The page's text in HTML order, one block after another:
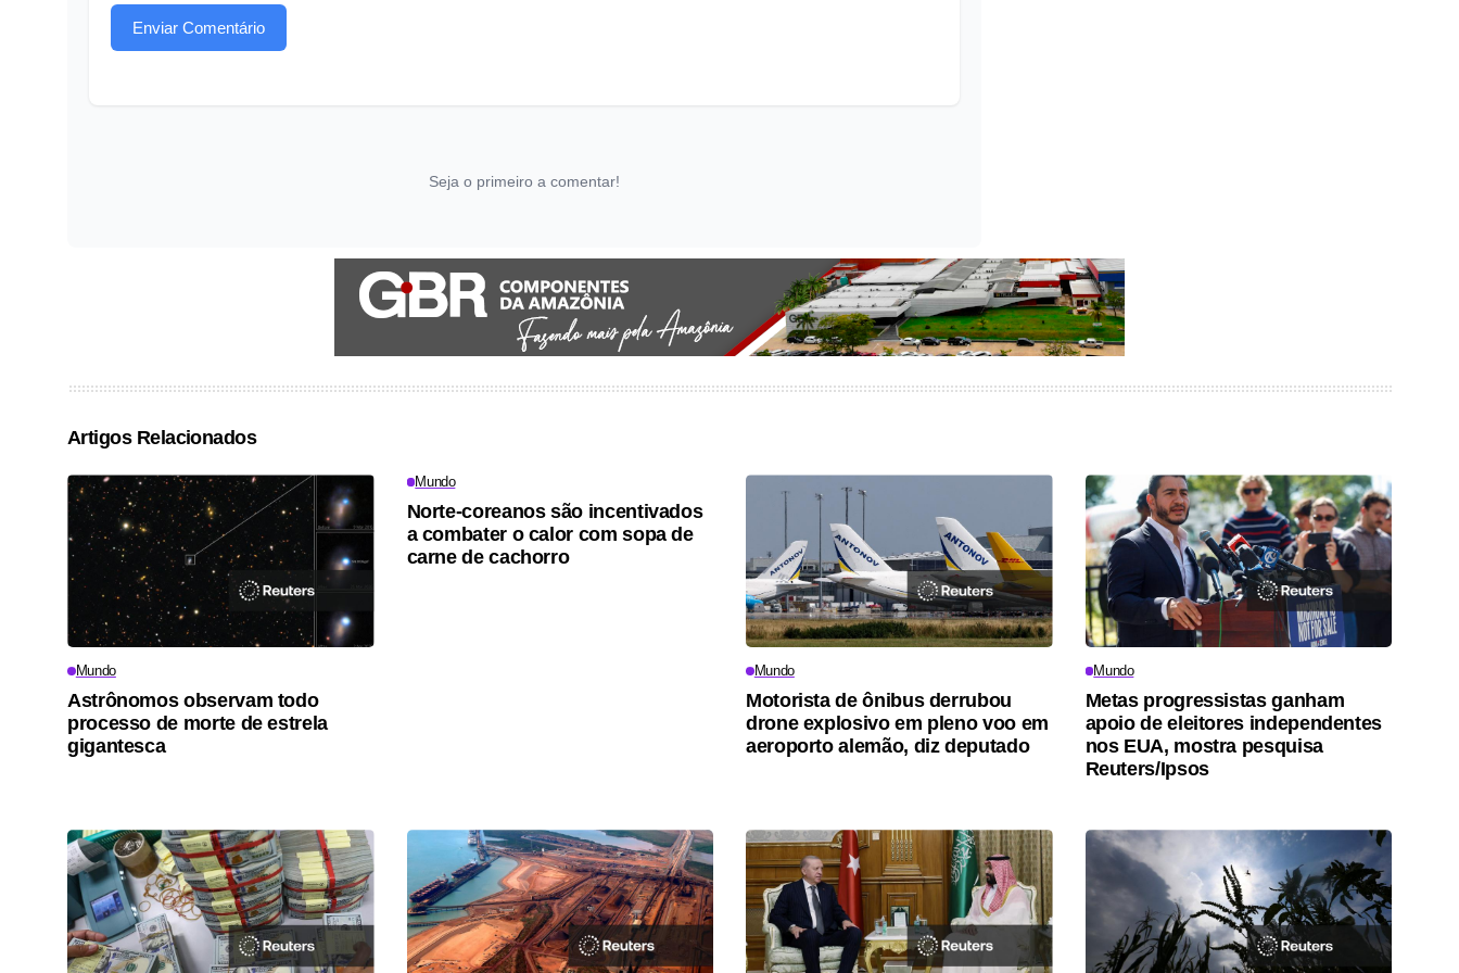
Enviar Comentário
Seja o primeiro a comentar!
Artigos Relacionados
Mundo
Astrônomos observam todo
processo de morte de estrela
gigantesca
Mundo
Norte-coreanos são incentivados
a combater o calor com sopa de
carne de cachorro
Mundo
Motorista de ônibus derrubou
drone explosivo em pleno voo em
aeroporto alemão, diz deputado
Mundo
Metas progressistas ganham
apoio de eleitores independentes
nos EUA, mostra pesquisa
Reuters/Ipsos